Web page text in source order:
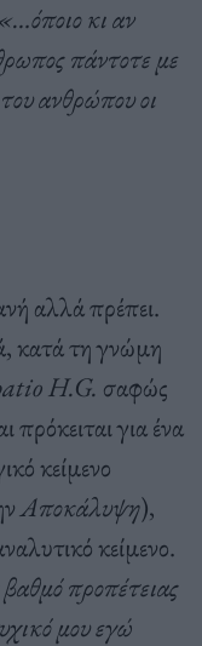
κι αν
πάντοτε με
ανθρώπου οι
αλλά πρέπει.
κατά τη γνώμη
H.G. σαφώς
πρόκειται για ένα
κείμενο
Αποκάλυψη),
κείμενο.
προπέτειας
μου εγώ